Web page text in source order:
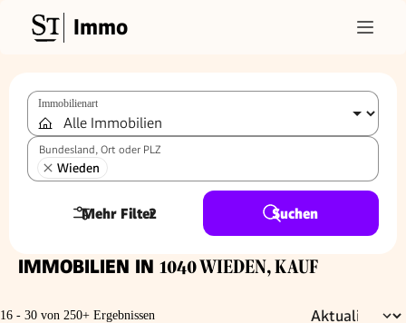
Immo
Immobilienart
Bundesland, Ort oder PLZ
Wieden
Mehr Filter
2 Suchen
IMMOBILIEN IN 1040 WIEDEN, KAUF
16 - 30 von 250+ Ergebnissen